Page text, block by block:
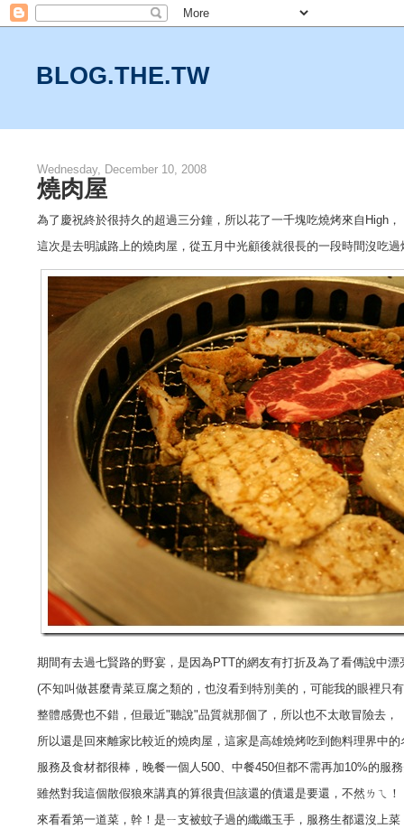
BLOG.THE.TW
Wednesday, December 10, 2008
燒肉屋
為了慶祝終於很持久的超過三分鐘，所以花了一千塊吃燒烤來自High，
這次是去明誠路上的燒肉屋，從五月中光顧後就很長的一段時間沒吃過
期間有去過七賢路的野宴，是因為PTT的網友有打折及為了看傳說中漂
(不知叫做甚麼青菜豆腐之類的，也沒看到特別美的，可能我的眼裡只
整體感覺也不錯，但最近"聽說"品質就那個了，所以也不太敢冒險去，
所以還是回來離家比較近的燒肉屋，這家是高雄燒烤吃到飽料理界中的
服務及食材都很棒，晚餐一個人500、中餐450但都不需再加10%的服
雖然對我這個散假狼來講真的算很貴但該還的債還是要還，不然ㄌㄟ！
來看看第一道菜，幹！是ㄧ支被蚊子過的纖纖玉手，服務生都還沒上菜